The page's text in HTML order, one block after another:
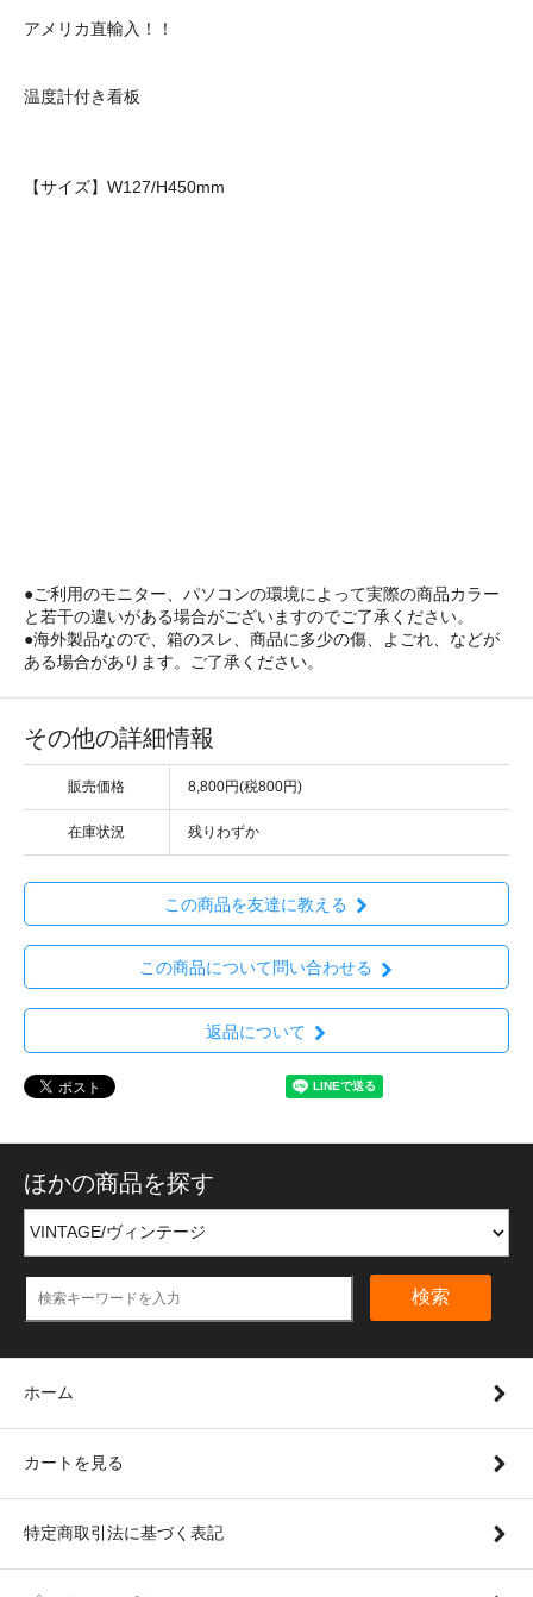
アメリカ直輸入！！
温度計付き看板
【サイズ】W127/H450mm
●ご利用のモニター、パソコンの環境によって実際の商品カラー
と若干の違いがある場合がございますのでご了承ください。
●海外製品なので、箱のスレ、商品に多少の傷、よごれ、などが
ある場合があります。ご了承ください。
その他の詳細情報
販売価格 8,800円(税800円)
在庫状況 残りわずか
この商品を友達に教える
この商品について問い合わせる
返品について
ほかの商品を探す
検索
ホーム
カートを見る
特定商取引法に基づく表記